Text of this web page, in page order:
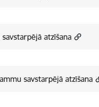
atzīšana
savstarpējā atzīšana